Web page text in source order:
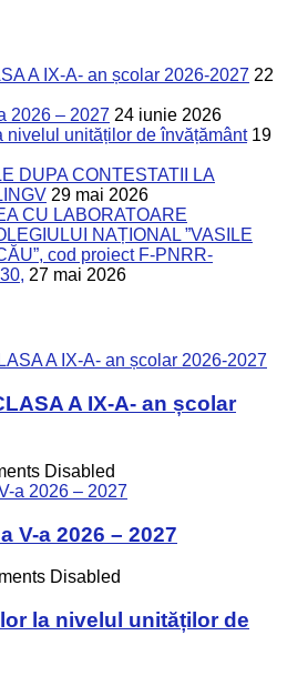
A IX-A- an școlar 2026-2027 22
2026 – 2027 24 iunie 2026
nivelul unităților de învățământ 19
DUPA CONTESTATII LA
29 mai 2026
CU LABORATOARE
NAȚIONAL ”VASILE
cod proiect F-PNRR-
27 mai 2026
A IX-A- an școlar
Disabled
V-a 2026 – 2027
Disabled
la nivelul unităților de